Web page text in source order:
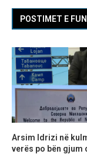
POSTIMET E
Arsim Idrizi në
verës po bën gjum